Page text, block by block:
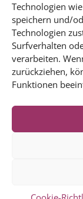
Technologien
speichern und/
Technologien
Surfverhalten
verarbeiten.
zurückziehen,
Funktionen
COOKIE-
KURSE &
REFERENZEN